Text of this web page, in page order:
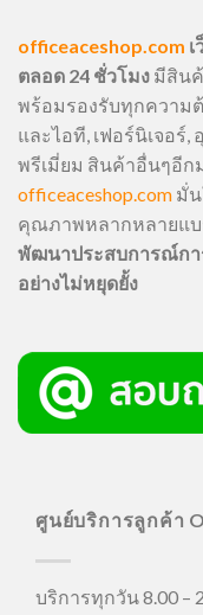
officeaceshop.com
ตลอด 24 ชั่วโมง มีสินค้
พร้อมรองรับทุกความ
และไอที, เฟอร์นิเจอร์
พรีเมี่ยม สินค้าอื่นๆอี
officeaceshop.com มั่
คุณภาพหลากหลายแ
พัฒนาประสบการณ์ก
อย่างไม่หยุดยั้ง
ศูนย์บริการลูกค้า
บริการทุกวัน 8.00 –